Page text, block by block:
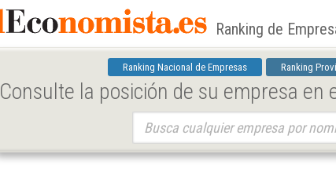
Ranking de
Ranking Nacional de Empresas Ranking
Consulte la posición de su empresa en